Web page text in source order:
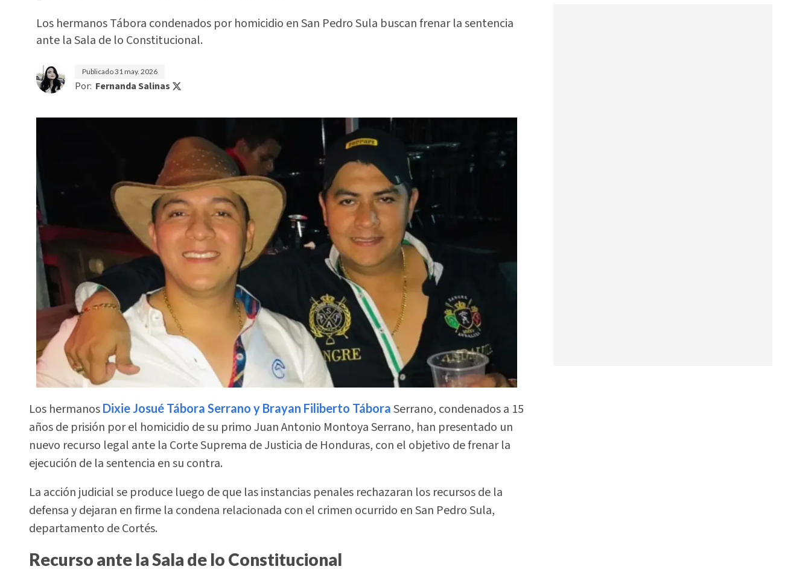
Los hermanos Tábora condenados por homicidio en San Pedro Sula buscan frenar la sentencia
ante la Sala de lo Constitucional.
Publicado31 may. 2026
Por: Fernanda Salinas
Los hermanos Dixie Josué Tábora Serrano y Brayan Filiberto Tábora Serrano, condenados a 15
años de prisión por el homicidio de su primo Juan Antonio Montoya Serrano, han presentado un
nuevo recurso legal ante la Corte Suprema de Justicia de Honduras, con el objetivo de frenar la
ejecución de la sentencia en su contra.
La acción judicial se produce luego de que las instancias penales rechazaran los recursos de la
defensa y dejaran en firme la condena relacionada con el crimen ocurrido en San Pedro Sula,
departamento de Cortés.
Recurso ante la Sala de lo Constitucional